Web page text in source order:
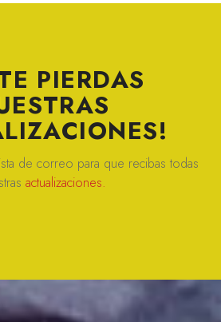
PIERDAS
de correo para que recibas todas
actualizaciones.